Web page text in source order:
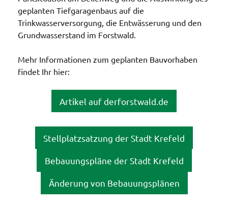
geplanten Tiefgaragenbaus auf die
Trinkwasserversorgung, die Entwässerung und den
Grundwasserstand im Forstwald.
Mehr Informationen zum geplanten Bauvorhaben
findet Ihr hier:
Artikel auf derforstwald.de
Stellplatzsatzung der Stadt Krefeld
Bebauungspläne der Stadt Krefeld
Änderung von Bebauungsplänen